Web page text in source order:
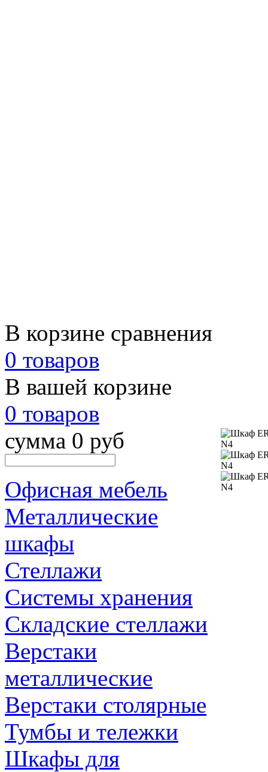
В корзине сравнения
0 товаров
В вашей корзине
0 товаров
сумма 0 руб
Офисная мебель
Металлические
шкафы
Стеллажи
Системы хранения
Складские стеллажи
Верстаки
металлические
Верстаки столярные
Тумбы и тележки
Шкафы для